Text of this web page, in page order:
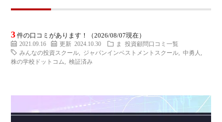
サー
覧
典
3 件の口コミがあります！（2026/08/07現在）
2021.09.16 更新 2024.10.30 ま
投資顧問口コミ一覧
みんなの投資スクール
ジャパンインベストメントスクール ,中勇人
株の学校ドットコム
,検証済み